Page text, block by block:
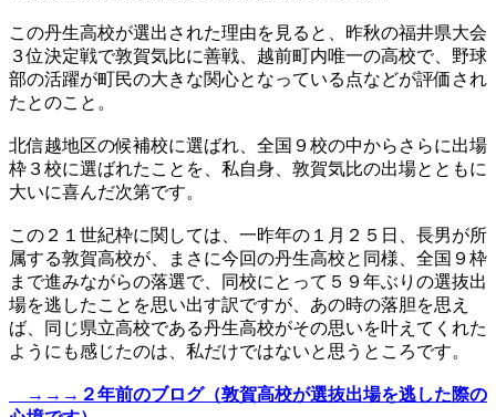
この丹生高校が選出された理由を見ると、昨秋の福井県大会
３位決定戦で敦賀気比に善戦、越前町内唯一の高校で、野球
部の活躍が町民の大きな関心となっている点などが評価され
たとのこと。
北信越地区の候補校に選ばれ、全国９校の中からさらに出場
枠３校に選ばれたことを、私自身、敦賀気比の出場とともに
大いに喜んだ次第です。
この２１世紀枠に関しては、一昨年の１月２５日、長男が所
属する敦賀高校が、まさに今回の丹生高校と同様、全国９枠
まで進みながらの落選で、同校にとって５９年ぶりの選抜出
場を逃したことを思い出す訳ですが、あの時の落胆を思え
ば、同じ県立高校である丹生高校がその思いを叶えてくれた
ようにも感じたのは、私だけではないと思うところです。
→→→２年前のブログ（敦賀高校が選抜出場を逃した際の